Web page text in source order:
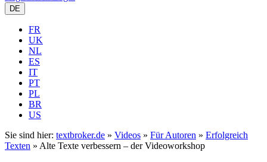
DE
FR
UK
NL
ES
IT
PT
PL
BR
US
Sie sind hier: textbroker.de » Videos » Für Autoren » Erfolgreich
Texten » Alte Texte verbessern – der Videoworkshop